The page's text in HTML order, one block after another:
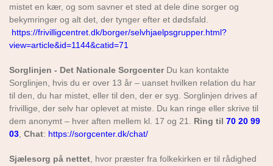
mistet en kær, og som savner et sted at dele dine sorger og
bekymringer og alt det, der tynger efter et dødsfald.
https://frivilligcentret.dk/borger/selvhjaelpsgrupper.html?
view=article&id=1144&catid=71
Sorglinjen - Det Nationale Sorgcenter Du kan kontakte
Sorglinjen, hvis du er over 13 år – uanset hvilken relation du har
til den, du har mistet, eller til den, der er syg. Sorglinjen drives af
frivillige, der selv har oplevet at miste. Du kan ringe eller skrive til
dem anonymt – hver aften mellem kl. 17 og 21. Ring til 70 20 99
03 Chat: https://sorgcenter.dk/chat/
Sjælesorg på nettet , hvor præster fra folkekirken er til rådighed